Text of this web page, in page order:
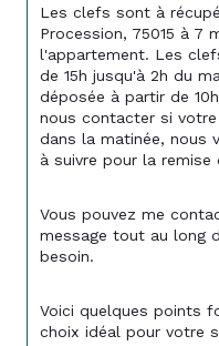
Les clefs sont à
Procession, 75015 à 7
l'appartement. Les
de 15h jusqu'à 2h du
déposée à partir de
nous contacter si
dans la matinée, nous
à suivre pour la remise
Vous pouvez me
message tout au long
besoin.
Voici quelques points
choix idéal pour votre